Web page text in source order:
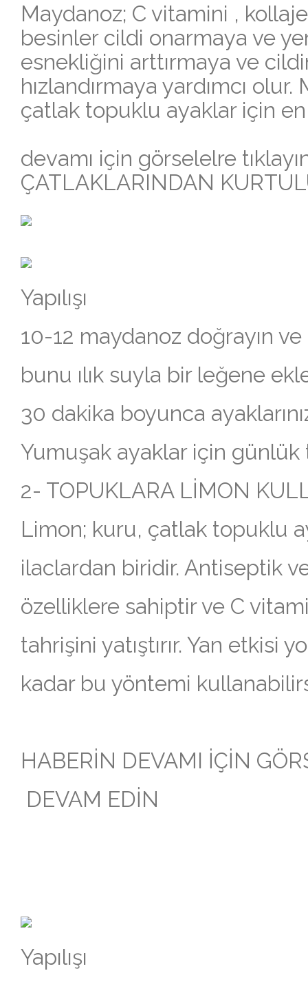
Maydanoz; C vitamini ,
besinler cildi onarmaya ve
esnekliğini arttırmaya ve
hızlandırmaya yardımcı
çatlak topuklu ayaklar için
devamı için görselelre
ÇATLAKLARINDAN
Yapılışı
10-12 maydanoz doğrayın
bunu ılık suyla bir leğene
30 dakika boyunca
Yumuşak ayaklar için günlük
2- TOPUKLARA LİMON
Limon; kuru, çatlak topuklu
ilaclardan biridir. Antiseptik
özelliklere sahiptir ve C
tahrişini yatıştırır. Yan etkisi
kadar bu yöntemi
HABERİN DEVAMI İÇİN
DEVAM EDİN
Yapılışı